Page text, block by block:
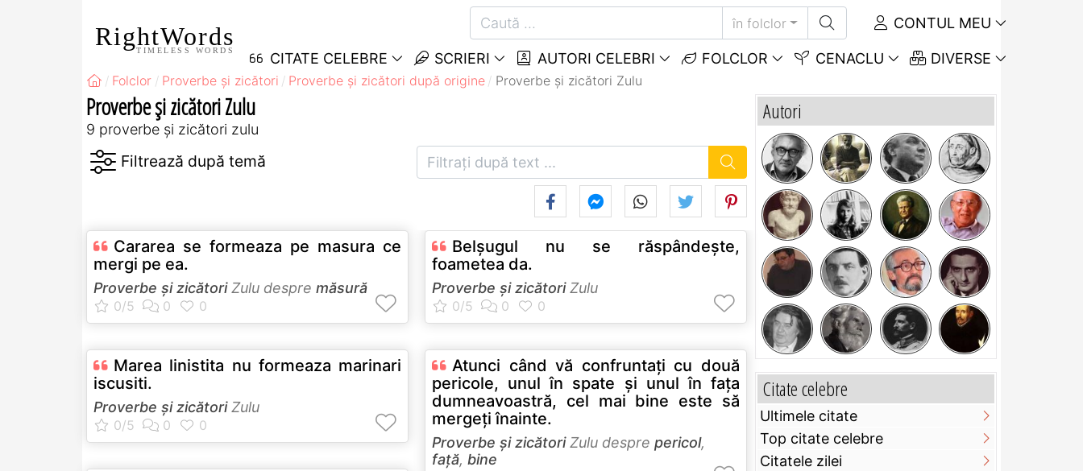
RightWords
TIMELESS WORDS
în folclor CONTUL MEU
CITATE CELEBRE SCRIERI AUTORI CELEBRI FOLCLOR CENACLU DIVERSE
Folclor Proverbe și zicători Proverbe și zicători după origine Proverbe și zicători Zulu
Proverbe și zicători Zulu
9 proverbe și zicători zulu
Cararea se formeaza pe masura ce
mergi pe ea.
Proverbe și zicătoriZulu despre măsură
Marea linistita nu formeaza marinari
iscusiti.
Proverbe și zicătoriZulu
Belşugul nu se răspândeşte,
foametea da.
Proverbe și zicătoriZulu
Atunci când vă confruntaţi cu două
pericole, unul în spate şi unul în faţa
dumneavoastră, cel mai bine este să
mergeţi înainte.
Proverbe și zicătoriZulu despre pericol,
față, bine
Autori
Citate celebre
Ultimele citate
Top citate celebre
Citatele zilei